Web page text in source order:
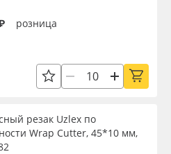
розница
резак Uzlex по
Wrap Cutter, 45*10 мм,